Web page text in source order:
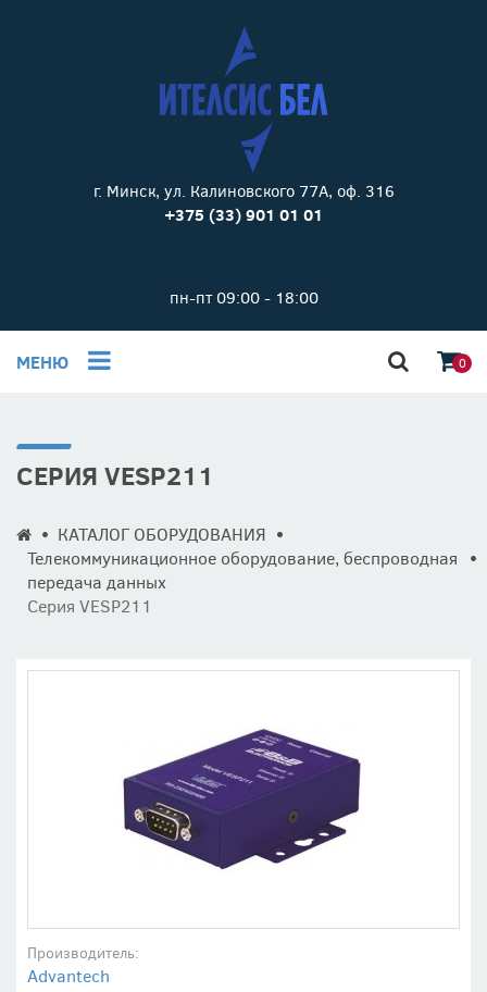
г. Минск, ул. Калиновского 77А, оф. 316
+375 (33) 901 01 01
пн-пт 09:00 - 18:00
МЕНЮ 0
СЕРИЯ VESP211
КАТАЛОГ ОБОРУДОВАНИЯ
Телекоммуникационное оборудование, беспроводная
передача данных
Серия VESP211
Производитель:
Advantech